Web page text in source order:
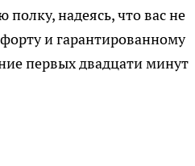
надеясь, что вас не
и гарантированному
первых двадцати минут